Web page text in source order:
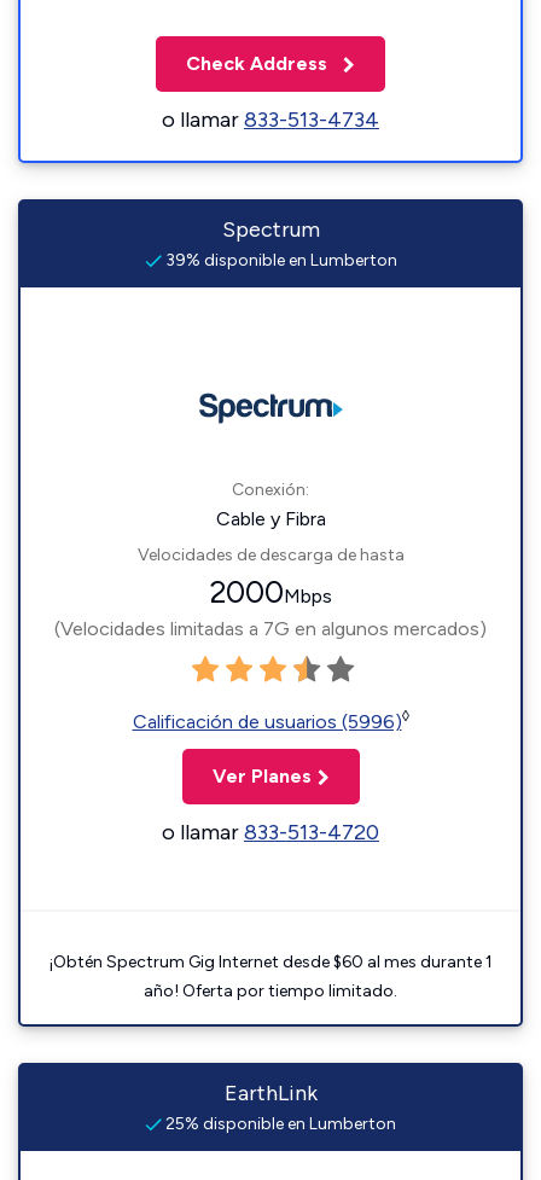
Check Address
o llamar833-513-4734
Spectrum
39% disponible en Lumberton
Conexión:
Cable y Fibra
Velocidades de descarga de hasta
2000Mbps
(Velocidades limitadas a 7G en algunos mercados)
Calificación de usuarios (5996)◊
Ver Planes
o llamar833-513-4720
¡Obtén Spectrum Gig Internet desde $60 al mes durante 1
año! Oferta por tiempo limitado.
EarthLink
25% disponible en Lumberton